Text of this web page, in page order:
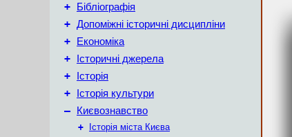
+ Бібліографія
+ Допоміжні історичні дисципліни
+ Економіка
+ Історичні джерела
+ Історія
+ Історія культури
– Києвознавство
+
Історія міста Києва